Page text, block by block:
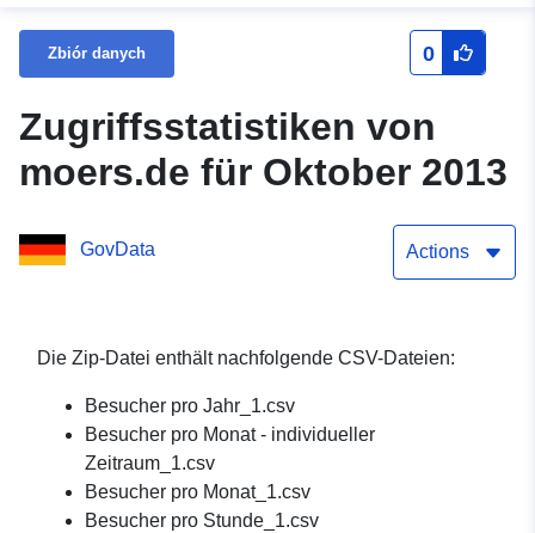
Zbiór danych 0
Zugriffsstatistiken von
moers.de für Oktober 2013
GovData Actions
Die Zip-Datei enthält nachfolgende CSV-Dateien:
Besucher pro Jahr_1.csv
Besucher pro Monat - individueller
Zeitraum_1.csv
Besucher pro Monat_1.csv
Besucher pro Stunde_1.csv